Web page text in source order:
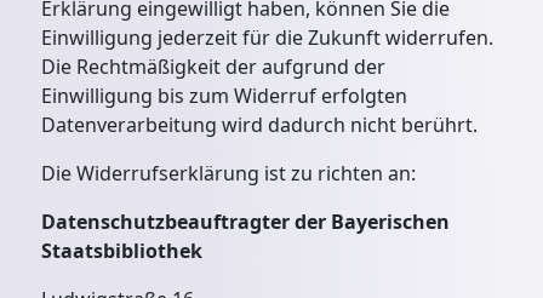
Erklärung eingewilligt haben, können Sie die
Einwilligung jederzeit für die Zukunft widerrufen.
Die Rechtmäßigkeit der aufgrund der
Einwilligung bis zum Widerruf erfolgten
Datenverarbeitung wird dadurch nicht berührt.
Die Widerrufserklärung ist zu richten an:
Datenschutzbeauftragter der Bayerischen
Staatsbibliothek